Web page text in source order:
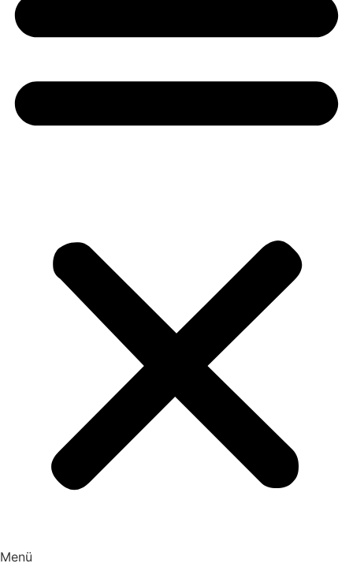
Menü